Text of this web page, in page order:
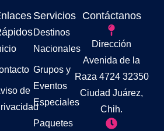
Servicios
Destinos
Nacionales
Grupos y
Eventos
Especiales
Paquetes
de
Contáctanos
Dirección
Avenida de la
Raza 4724 32350
Ciudad Juárez,
Chih.